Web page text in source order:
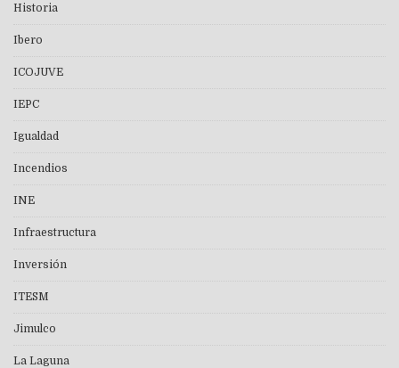
Historia
Ibero
ICOJUVE
IEPC
Igualdad
Incendios
INE
Infraestructura
Inversión
ITESM
Jimulco
La Laguna